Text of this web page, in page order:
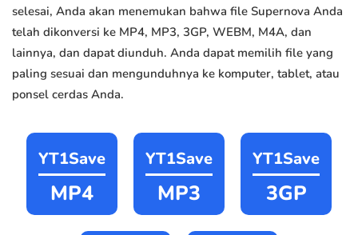
selesai, Anda akan menemukan bahwa file Supernova Anda
telah dikonversi ke MP4, MP3, 3GP, WEBM, M4A, dan
lainnya, dan dapat diunduh. Anda dapat memilih file yang
paling sesuai dan mengunduhnya ke komputer, tablet, atau
ponsel cerdas Anda.
YT1Save
MP4
YT1Save
MP3
YT1Save
3GP